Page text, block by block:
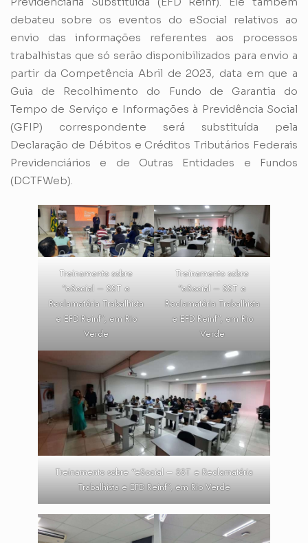
debateu sobre os eventos do eSocial relativos ao
envio das informações referentes aos processos
trabalhistas que só serão disponibilizados para envio a
partir da Competência Abril de 2023, data em que a
Guia de Recolhimento do Fundo de Garantia do
Tempo de Serviço e Informações à Previdência Social
(GFIP) correspondente será substituída pela
Declaração de Débitos e Créditos Tributários Federais
Previdenciários e de Outras Entidades e Fundos
(DCTFWeb).
Treinamento sobre
“eSocial – SST e
Reclamatória Trabalhista
e EFD Reinf”, em Rio
Verde
Treinamento sobre
“eSocial – SST e
Reclamatória Trabalhista
e EFD Reinf”, em Rio
Verde
Treinamento sobre “eSocial – SST e Reclamatória
Trabalhista e EFD Reinf”, em Rio Verde